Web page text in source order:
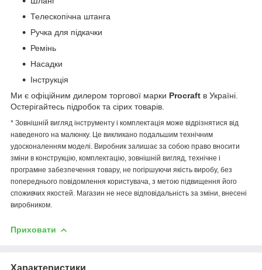
Телескопічна штанга
Ручка для підкачки
Ремінь
Насадки
Інструкція
Ми є офіційним дилером торгової марки Procraft в Україні.
Остерігайтесь підробок та сірих товарів.
* Зовнішній вигляд інструменту і комплектація може відрізнятися від
наведеного на малюнку. Це викликано подальшим технічним
удосконаленням моделі. Виробник залишає за собою право вносити
зміни в конструкцію, комплектацію, зовнішній вигляд, технічне і
програмне забезпечення товару, не погіршуючи якість виробу, без
попереднього повідомлення користувача, з метою підвищення його
споживчих якостей. Магазин не несе відповідальність за зміни, внесені
виробником.
Приховати
Характеристики